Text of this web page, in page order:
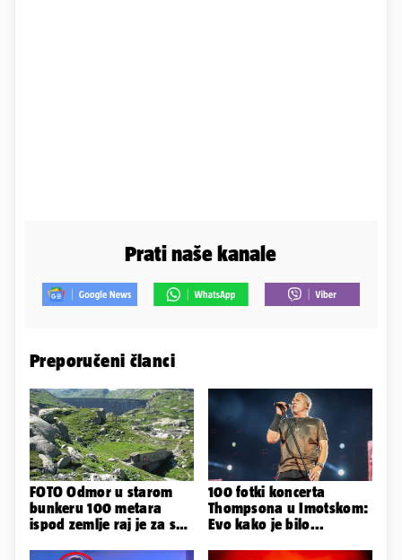
Prati naše kanale
Preporučeni članci
FOTO Odmor u starom
bunkeru 100 metara
ispod zemlje raj je za sva
100 fotki koncerta
Thompsona u Imotskom:
Evo kako je bilo...